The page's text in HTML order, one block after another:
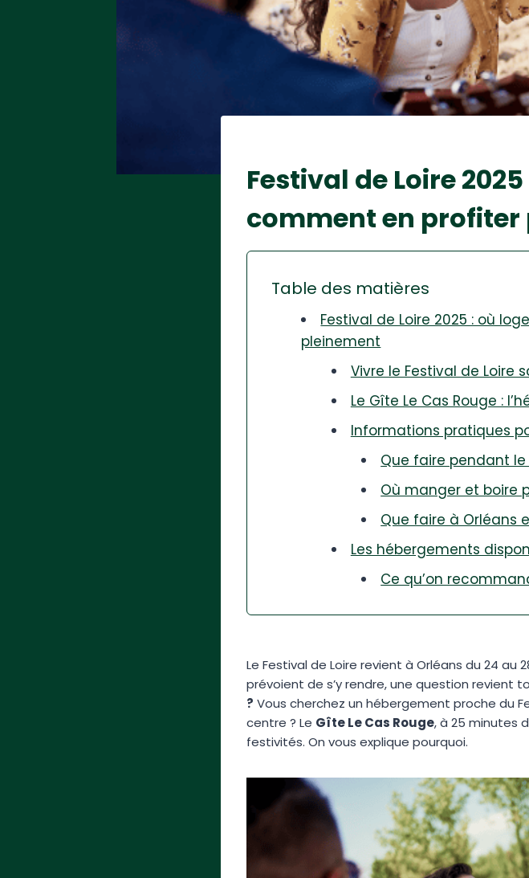
Festival de Loire
comment en
Table des matières
Festival de Loire 2025 : où
pleinement
Vivre le Festival de Loire
Le Gîte Le Cas Rouge :
Informations pratiques
Que faire pendant
Où manger et boire
Que faire à Orléans
Les hébergements
Ce qu’on
Le Festival de Loire revient à Orléans du 24 au
prévoient de s’y rendre, une question revient
? Vous cherchez un hébergement proche du
centre ? Le Gîte Le Cas Rouge, à 25 minutes
festivités. On vous explique pourquoi.